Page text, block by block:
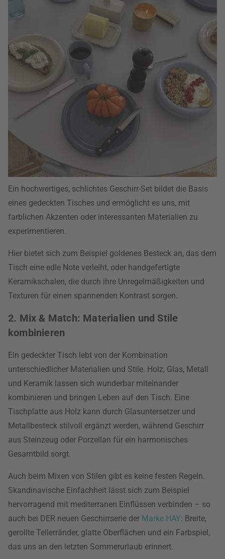
Ein hochwertiges, schlichtes Geschirr-Set bildet die Basis
eines gedeckten Tisches und ermöglicht es uns, mit
farblichen Akzenten oder interessanten Materialien zu
experimentieren.
Hier bietet sich zum Beispiel goldenes Besteck an, das dem
Tisch eine edle Note verleiht, oder handgefertigte
Keramikschalen, die durch ihre Unregelmäßigkeiten und
Texturen für einen spannenden Kontrast sorgen.
2. Mix & Match: Materialien und Stile
kombinieren
Ein gedeckter Tisch lebt von der Kombination
unterschiedlicher Materialien und Stile. Holz, Glas, Metall
und Keramik lassen sich wunderbar miteinander
kombinieren und bringen Leben auf den Tisch. Eine
Tischplatte aus Holz kann durch Glasuntersetzer und
Metallbesteck stilvoll ergänzt werden, während Geschirr
aus Steinzeug oder Porzellan für ein harmonisches
Gesamtbild sorgt.
Auch beim Mixen von Stilen gibt es keine festen Regeln.
Skandinavische Einfachheit lässt sich zum Beispiel
hervorragend mit mediterranen Einflüssen verbinden – so
auch bei DER neuen Geschirrserie der Marke HAY: Breite,
gerollte Tellerränder, glatte Oberflächen und ein Farbspiel,
das uns an den letzten Sommerurlaub erinnert.